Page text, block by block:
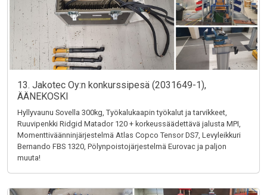
13. Jakotec Oy:n konkurssipesä (2031649-1),
ÄÄNEKOSKI
Hyllyvaunu Sovella 300kg, Työkalukaapin työkalut ja tarvikkeet,
Ruuvipenkki Ridgid Matador 120 + korkeussäädettävä jalusta MPI,
Momenttiväänninjärjestelmä Atlas Copco Tensor DS7, Levyleikkuri
Bernando FBS 1320, Pölynpoistojärjestelmä Eurovac ja paljon
muuta!